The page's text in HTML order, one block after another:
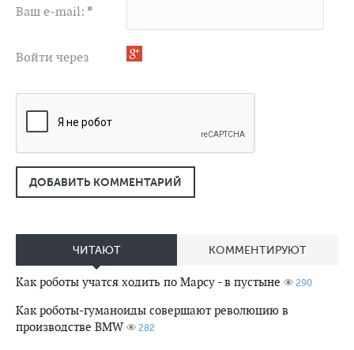
Ваш e-mail: *
Войти через
ДОБАВИТЬ КОММЕНТАРИЙ
ЧИТАЮТ КОММЕНТИРУЮТ
Как роботы учатся ходить по Марсу - в пустыне 290
Как роботы-гуманоиды совершают революцию в
производстве BMW
282